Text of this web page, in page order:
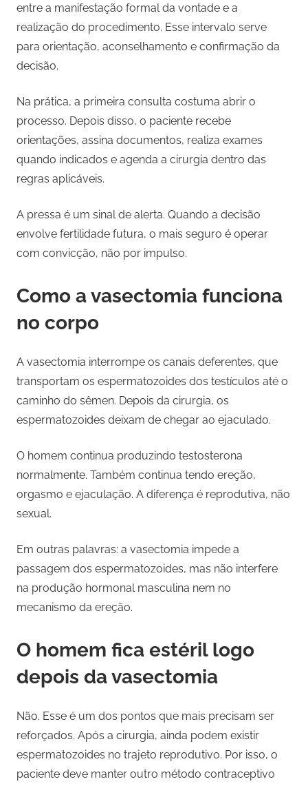
entre a manifestação formal da vontade e a
realização do procedimento. Esse intervalo serve
para orientação, aconselhamento e confirmação da
decisão.
Na prática, a primeira consulta costuma abrir o
processo. Depois disso, o paciente recebe
orientações, assina documentos, realiza exames
quando indicados e agenda a cirurgia dentro das
regras aplicáveis.
A pressa é um sinal de alerta. Quando a decisão
envolve fertilidade futura, o mais seguro é operar
com convicção, não por impulso.
Como a vasectomia funciona
no corpo
A vasectomia interrompe os canais deferentes, que
transportam os espermatozoides dos testículos até o
caminho do sêmen. Depois da cirurgia, os
espermatozoides deixam de chegar ao ejaculado.
O homem continua produzindo testosterona
normalmente. Também continua tendo ereção,
orgasmo e ejaculação. A diferença é reprodutiva, não
sexual.
Em outras palavras: a vasectomia impede a
passagem dos espermatozoides, mas não interfere
na produção hormonal masculina nem no
mecanismo da ereção.
O homem fica estéril logo
depois da vasectomia
Não. Esse é um dos pontos que mais precisam ser
reforçados. Após a cirurgia, ainda podem existir
espermatozoides no trajeto reprodutivo. Por isso, o
paciente deve manter outro método contraceptivo